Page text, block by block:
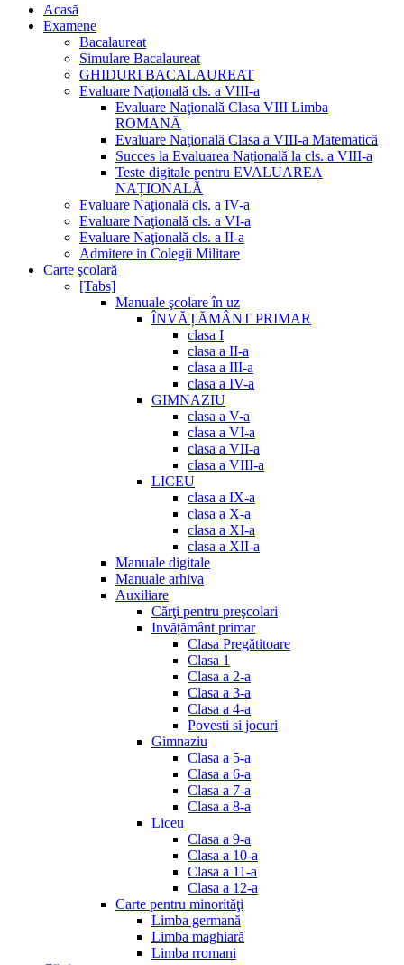
Acasă
Examene
Bacalaureat
Simulare Bacalaureat
GHIDURI BACALAUREAT
Evaluare Naţională cls. a VIII-a
Evaluare Naţională Clasa VIII Limba
ROMANĂ
Evaluare Naţională Clasa a VIII-a Matematică
Succes la Evaluarea Națională la cls. a VIII-a
Teste digitale pentru EVALUAREA
NAȚIONALĂ
Evaluare Naţională cls. a IV-a
Evaluare Naţională cls. a VI-a
Evaluare Naţională cls. a II-a
Admitere in Colegii Militare
Carte şcolară
[Tabs]
Manuale şcolare în uz
ÎNVĂȚĂMÂNT PRIMAR
clasa I
clasa a II-a
clasa a III-a
clasa a IV-a
GIMNAZIU
clasa a V-a
clasa a VI-a
clasa a VII-a
clasa a VIII-a
LICEU
clasa a IX-a
clasa a X-a
clasa a XI-a
clasa a XII-a
Manuale digitale
Manuale arhiva
Auxiliare
Cărţi pentru preşcolari
Invățământ primar
Clasa Pregătitoare
Clasa 1
Clasa a 2-a
Clasa a 3-a
Clasa a 4-a
Povesti si jocuri
Gimnaziu
Clasa a 5-a
Clasa a 6-a
Clasa a 7-a
Clasa a 8-a
Liceu
Clasa a 9-a
Clasa a 10-a
Clasa a 11-a
Clasa a 12-a
Carte pentru minorităţi
Limba germană
Limba maghiară
Limba rromani